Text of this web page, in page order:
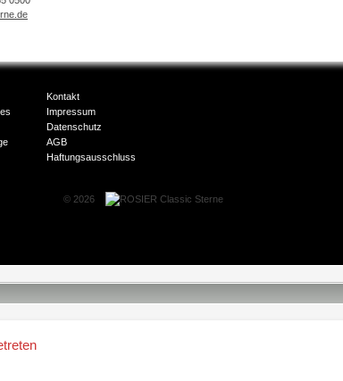
Kontakt
Impressum
Datenschutz
AGB
Haftungsausschluss
© 2026